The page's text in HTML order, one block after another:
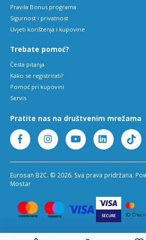
Pravila Bonus programa
Sigurnost i privatnost
Uvjeti korištenja i kupovine
Trebate pomoć?
Česta pitanja
Kako se registrirati?
Pomoć pri kupovini
Servis
Pratite nas na društvenim mrežama
Eurosan B2C. © 2026. Sva prava pridržana.
Mostar